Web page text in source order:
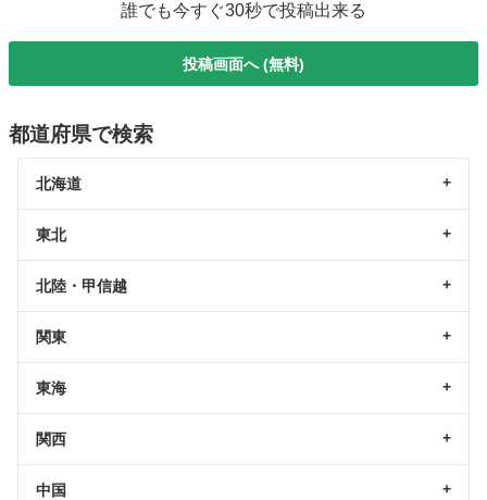
誰でも今すぐ30秒で投稿出来る
投稿画面へ (無料)
都道府県で検索
北海道
東北
北陸・甲信越
関東
東海
関西
中国